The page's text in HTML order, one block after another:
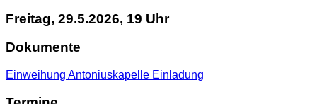
Freitag, 29.5.2026, 19 Uhr
Dokumente
Einweihung Antoniuskapelle Einladung